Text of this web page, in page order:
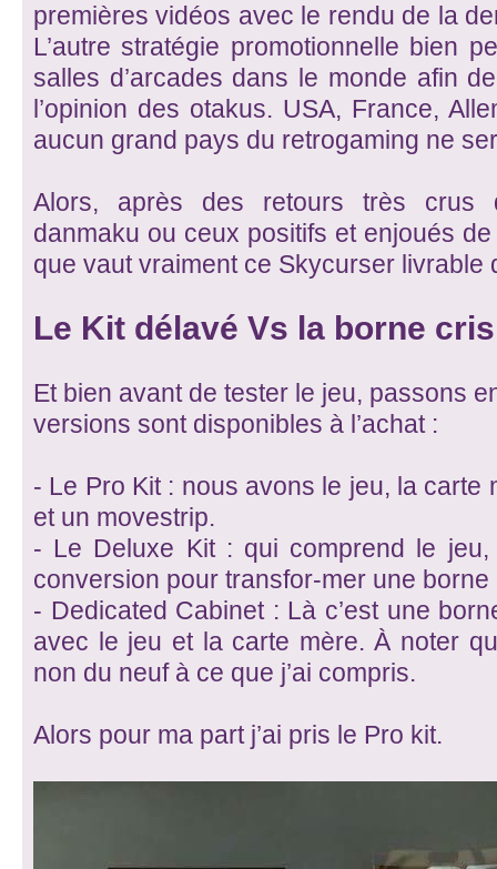
premières vidéos avec le rendu de la
L’autre stratégie promotionnelle bien
salles d’arcades dans le monde afin
l’opinion des otakus. USA, France,
aucun grand pays du retrogaming ne
Alors, après des retours très crus
danmaku ou ceux positifs et enjoués
que vaut vraiment ce Skycurser livrable
Le Kit délavé Vs la borne
Et bien avant de tester le jeu, passons
versions sont disponibles à l’achat :
- Le Pro Kit : nous avons le jeu, la carte
et un movestrip.
- Le Deluxe Kit : qui comprend le
conversion pour transfor-mer une
- Dedicated Cabinet : Là c’est une
avec le jeu et la carte mère. À noter
non du neuf à ce que j’ai compris.
Alors pour ma part j’ai pris le Pro kit.